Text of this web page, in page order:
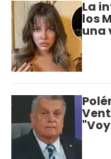
La
los
una